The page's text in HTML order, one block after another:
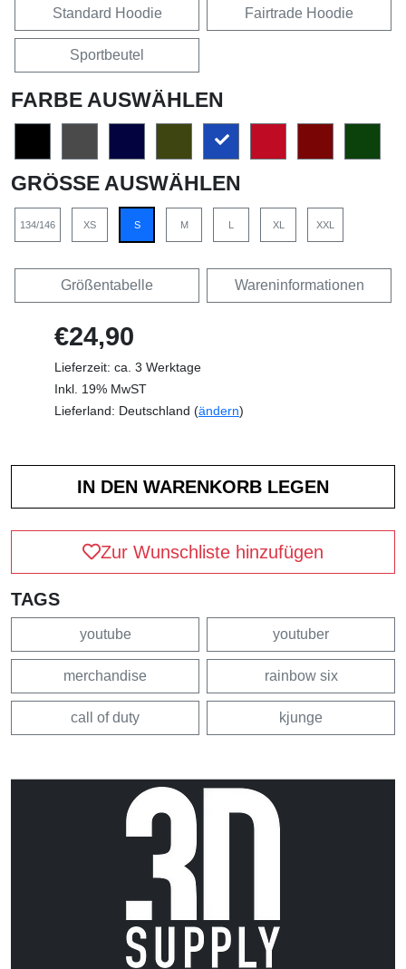
Standard Hoodie Fairtrade Hoodie
Sportbeutel
FARBE AUSWÄHLEN
GRÖSSE AUSWÄHLEN
134/146 XS S M L XL XXL
Größentabelle Wareninformationen
€24,90
Lieferzeit: ca. 3 Werktage
Inkl. 19% MwST
Lieferland: Deutschland (ändern)
Zur Wunschliste hinzufügen
TAGS
youtube youtuber
merchandise rainbow six
call of duty kjunge